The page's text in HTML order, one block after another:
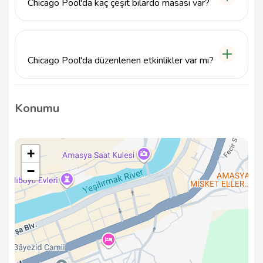
Chicago Pool'da kaç çeşit bilardo masası var?
Chicago Pool'da düzenlenen etkinlikler var mı?
Evet, Chicago Pool'da düzenli olarak bilardo
gerçekleştirilmektedir. Detaylar için bizi takip
Konumu
+
−